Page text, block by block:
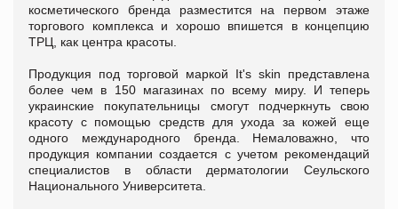
косметического бренда разместится на первом этаже
торгового комплекса и хорошо впишется в концепцию
ТРЦ, как центра красоты.
Продукция под торговой маркой It's skin представлена
более чем в 150 магазинах по всему миру. И теперь
украинские покупательницы смогут подчеркнуть свою
красоту с помощью средств для ухода за кожей еще
одного международного бренда. Немаловажно, что
продукция компании создается с учетом рекомендаций
специалистов в области дерматологии Сеульского
Национального Университета.